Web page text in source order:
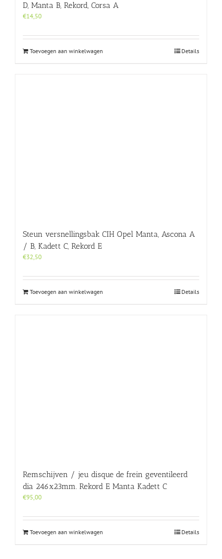
D, Manta B, Rekord, Corsa A
€14,50
Toevoegen aan winkelwagen Details
Steun versnellingsbak CIH Opel Manta, Ascona A
/ B, Kadett C, Rekord E
€32,50
Toevoegen aan winkelwagen Details
Remschijven / jeu disque de frein geventileerd
dia 246x23mm. Rekord E Manta Kadett C
€95,00
Toevoegen aan winkelwagen Details